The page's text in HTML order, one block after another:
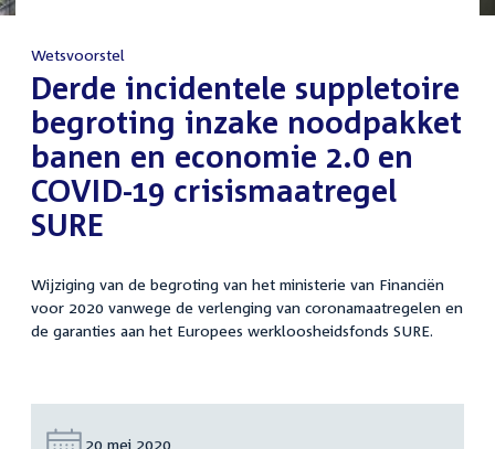
Wetsvoorstel
:Derde incidentele suppletoire
begroting inzake noodpakket
banen en economie 2.0 en
COVID-19 crisismaatregel
SURE
Wijziging van de begroting van het ministerie van Financiën
voor 2020 vanwege de verlenging van coronamaatregelen en
de garanties aan het Europees werkloosheidsfonds SURE.
Datum:
20 mei 2020